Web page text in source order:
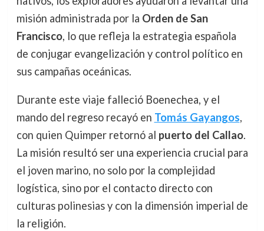
misión administrada por la Orden de San
Francisco, lo que refleja la estrategia española
de conjugar evangelización y control político en
sus campañas oceánicas.
Durante este viaje falleció Boenechea, y el
mando del regreso recayó en Tomás Gayangos,
con quien Quimper retornó al puerto del Callao.
La misión resultó ser una experiencia crucial para
el joven marino, no solo por la complejidad
logística, sino por el contacto directo con
culturas polinesias y con la dimensión imperial de
la religión.